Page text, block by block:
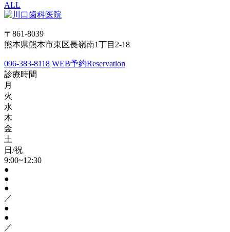
ALL
〒861-8039
熊本県熊本市東区長嶺南1丁目2-18
096-383-8118 WEB予約Reservation
診療時間
月
火
水
木
金
土
日/祝
9:00~12:30
●
●
●
／
●
●
／